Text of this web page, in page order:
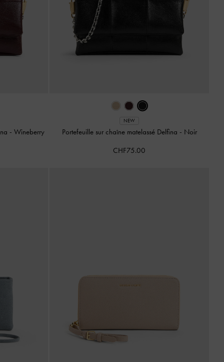
-Wineberry
NEW
Portefeuille sur chaîne matelassé Delfina - Noir
CHF75.00